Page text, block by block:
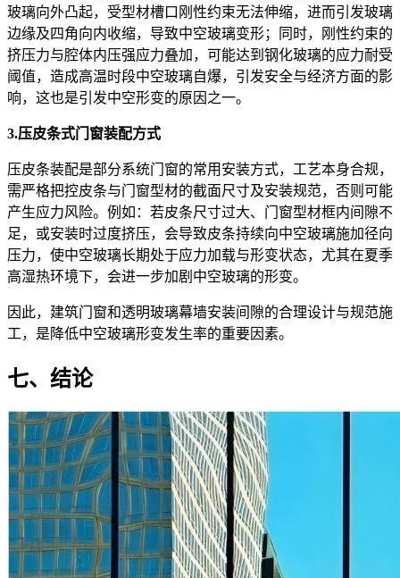
玻璃向外凸起，受型材槽口刚性约束无法伸缩，进而引发玻璃
边缘及四角向内收缩，导致中空玻璃变形；同时，刚性约束的
挤压力与腔体内压强应力叠加，可能达到钢化玻璃的应力耐受
阈值，造成高温时段中空玻璃自爆，引发安全与经济方面的影
响，这也是引发中空形变的原因之一。
3.压皮条式门窗装配方式
压皮条装配是部分系统门窗的常用安装方式，工艺本身合规，
需严格把控皮条与门窗型材的截面尺寸及安装规范，否则可能
产生应力风险。例如：若皮条尺寸过大、门窗型材框内间隙不
足，或安装时过度挤压，会导致皮条持续向中空玻璃施加径向
压力，使中空玻璃长期处于应力加载与形变状态，尤其在夏季
高湿热环境下，会进一步加剧中空玻璃的形变。
因此，建筑门窗和透明玻璃幕墙安装间隙的合理设计与规范施
工，是降低中空玻璃形变发生率的重要因素。
七、结论